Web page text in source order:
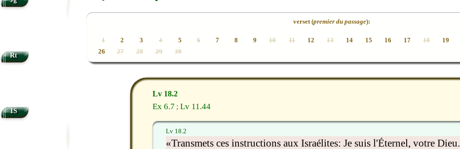
verset (premier du passage):
1 2 3 4 5 6 7 8 9 10 11 12 13 14 15 16 17 18 19
26
27 28 29 30
Lv 18.2
Ex 6.7 ;Lv 11.44
Lv 18.2
«Transmets ces instructions aux Israélites: Je suis l'Éternel, votre Dieu.
Rt
1S